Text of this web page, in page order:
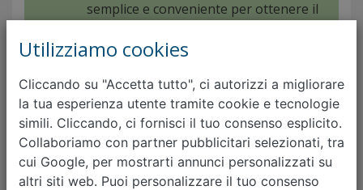
Utilizziamo cookies
Cliccando su "Accetta tutto", ci autorizzi a migliorare
la tua esperienza utente tramite cookie e tecnologie
simili. Cliccando, ci fornisci il tuo consenso esplicito.
Collaboriamo con partner pubblicitari selezionati, tra
cui Google, per mostrarti annunci personalizzati su
altri siti web. Puoi personalizzare il tuo consenso
semplice e conveniente per ottenere il
ulteriori perdite dovute alla
Calcola svalutazione auto